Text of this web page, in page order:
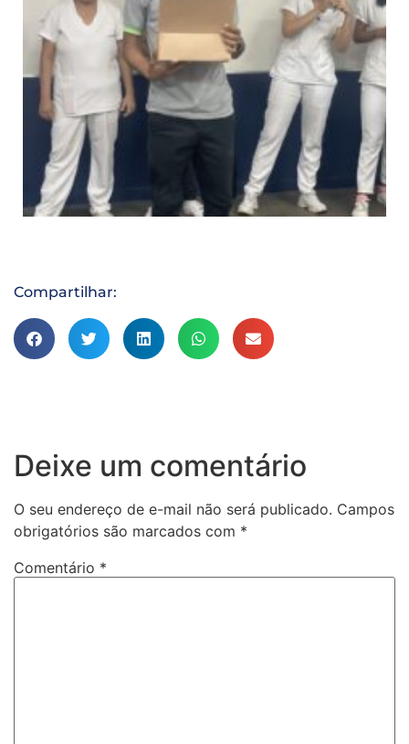
Compartilhar:
Deixe um comentário
O seu endereço de e-mail não será publicado. Campos
obrigatórios são marcados com *
Comentário *